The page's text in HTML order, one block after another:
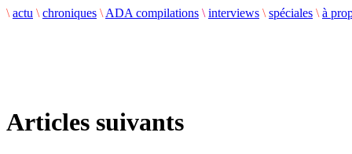
\ actu \ chroniques \ ADA compilations \ interviews \ spéciales \ à
Articles suivants